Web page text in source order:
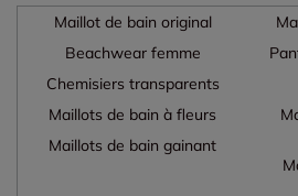
Maillot de bain original
Beachwear femme
Chemisiers transparents
Maillots de bain à fleurs
Maillots de bain gainant